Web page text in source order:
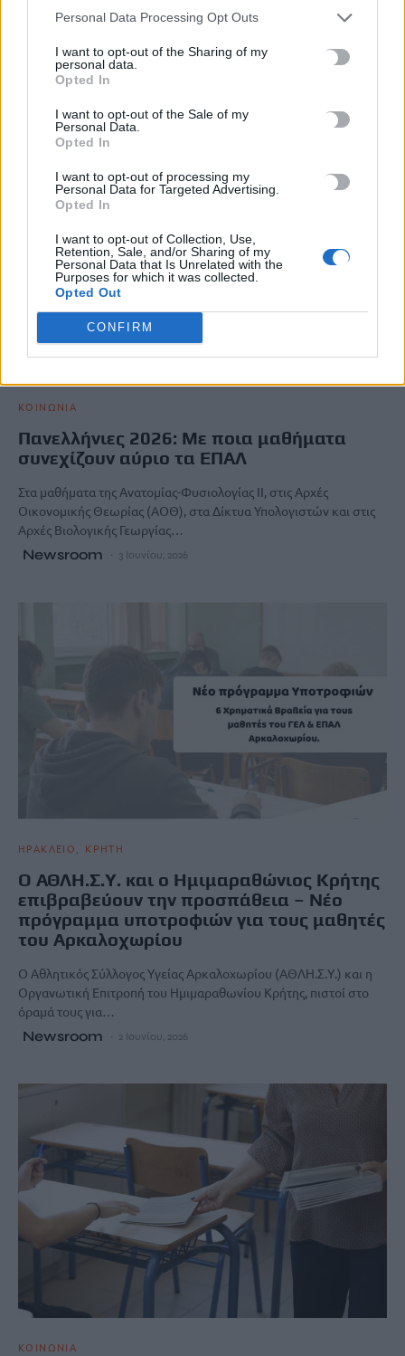
Personal Data Processing Opt Outs
I want to opt-out of the Sharing of my
personal data.
Opted In
I want to opt-out of the Sale of my
Personal Data.
Opted In
I want to opt-out of processing my
Personal Data for Targeted Advertising.
Opted In
I want to opt-out of Collection, Use,
Retention, Sale, and/or Sharing of my
Personal Data that Is Unrelated with the
Purposes for which it was collected.
Opted Out
CONFIRM
Δευτέρα, οι υποψήφιοι των ΓΕΛ στρέφουν πλέον την προσοχή
ΚΟΙΝΩΝΙΑ
Πανελλήνιες 2026: Με ποια μαθήματα
συνεχίζουν αύριο τα ΕΠΑΛ
Στα μαθήματα της Ανατομίας-Φυσιολογίας II, στις Αρχές
Οικονομικής Θεωρίας (ΑΟΘ), στα Δίκτυα Υπολογιστών και στις
Αρχές Βιολογικής Γεωργίας…
Newsroom 3 Ιουνίου, 2026
ΗΡΑΚΛΕΙΟ ΚΡΗΤΗ
Ο ΑΘΛΗ.Σ.Υ. και ο Ημιμαραθώνιος Κρήτης
επιβραβεύουν την προσπάθεια – Νέο
πρόγραμμα υποτροφιών για τους μαθητές
του Αρκαλοχωρίου
Ο Αθλητικός Σύλλογος Υγείας Αρκαλοχωρίου (ΑΘΛΗ.Σ.Υ.) και η
Οργανωτική Επιτροπή του Ημιμαραθωνίου Κρήτης, πιστοί στο
όραμά τους για…
Newsroom 2 Ιουνίου, 2026
ΚΟΙΝΩΝΙΑ